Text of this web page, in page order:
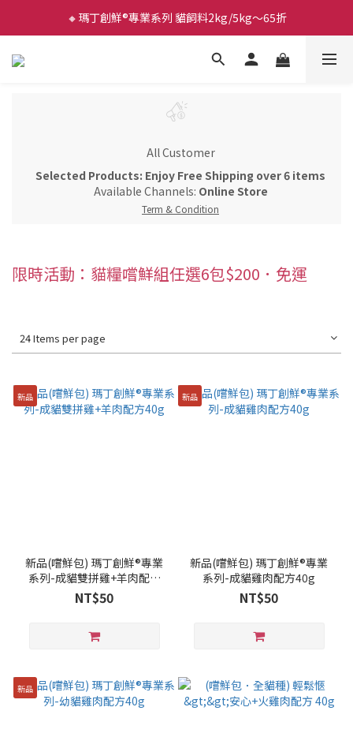
🔸瑪丁創鮮®專業系列 貓飼料2kg/5kg～65折
All Customer
Selected Products: Enjoy Free Shipping over 6 items
Available Channels: Online Store
Term & Condition
限時活動：貓糧嚐鮮組任選6包$200．免運
24 Items per page
新品
新品(嚐鮮包) 瑪丁創鮮®專業
系列-成貓雙拼雞+羊肉配方
40g
NT$50
新品
新品(嚐鮮包) 瑪丁創鮮®專業
系列-成貓雞肉配方40g
NT$50
新品